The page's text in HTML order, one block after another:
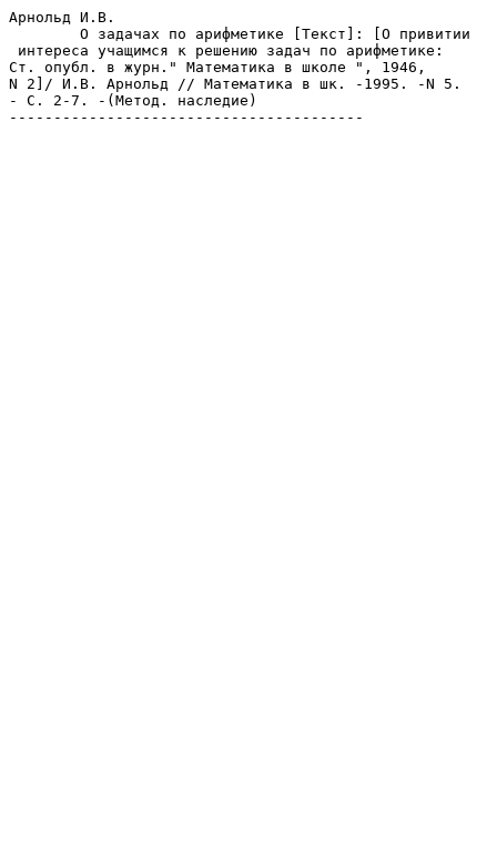
Арнольд И.В.
интереса учащимся к решению задач по арифметике:
Ст. опубл. в журн." Математика в школе ", 1946,
N 2]/ И.В. Арнольд // Математика в шк. -1995. -N 5.
- С. 2-7. -(Метод. наследие)